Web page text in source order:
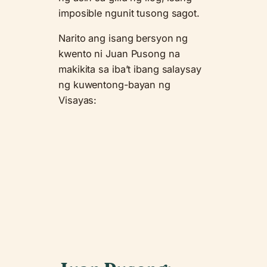
imposible ngunit tusong sagot.
Narito ang isang bersyon ng
kwento ni Juan Pusong na
makikita sa iba’t ibang salaysay
ng kuwentong-bayan ng
Visayas: